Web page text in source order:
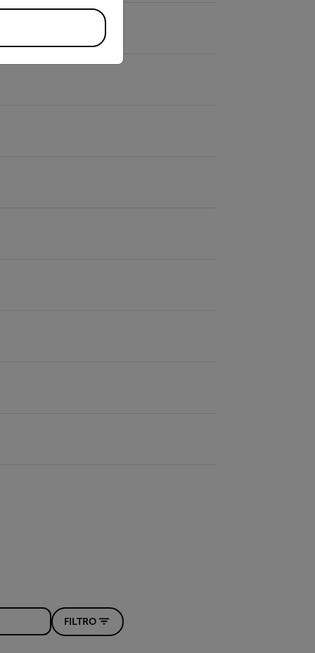
FILTRO